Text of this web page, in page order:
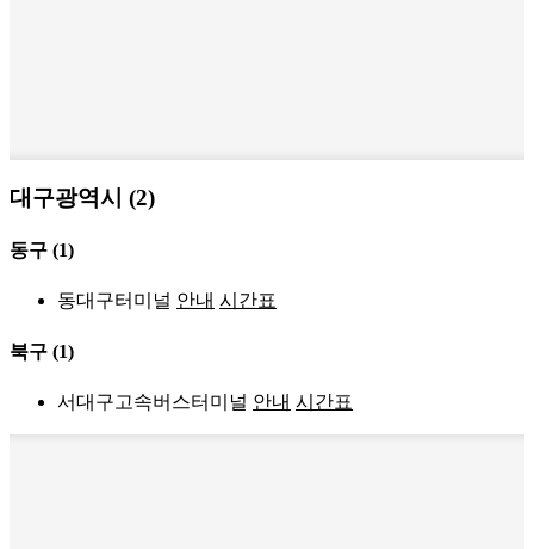
대구광역시 (2)
동구 (1)
동대구터미널 안내 시간표
북구 (1)
서대구고속버스터미널 안내 시간표